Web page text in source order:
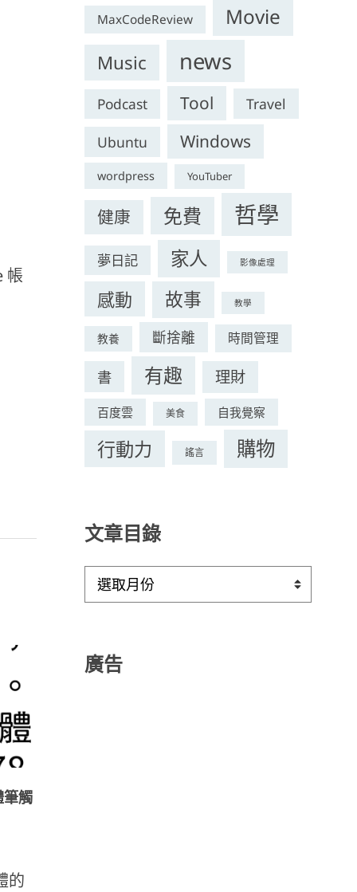
帳
筆觸
的
MaxCodeReview Movie
Music news
Podcast Tool
Travel
Ubuntu
Windows
wordpress YouTuber
健康 免費 哲學
夢日記 家人 影像處理
感動 故事 教學
教養 斷捨離 時間管理
書 有趣 理財
百度雲 美食 自我覺察
行動力 謠言 購物
文章目錄
目
廣告